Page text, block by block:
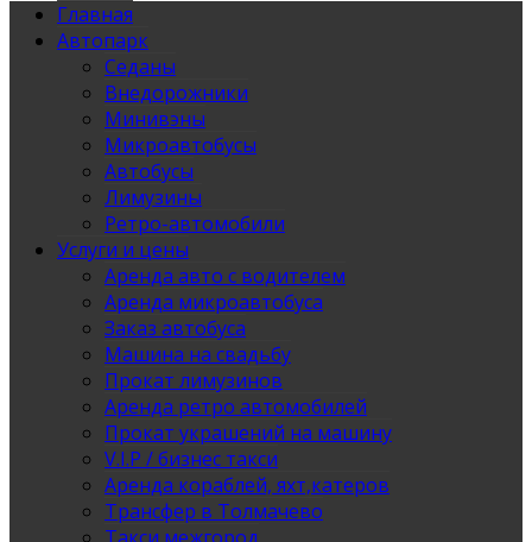
Главная
Автопарк
Седаны
Внедорожники
Минивэны
Микроавтобусы
Автобусы
Лимузины
Ретро-автомобили
Услуги и цены
Аренда авто с водителем
Аренда микроавтобуса
Заказ автобуса
Машина на свадьбу
Прокат лимузинов
Аренда ретро автомобилей
Прокат украшений на машину
V.I.P / бизнес такси
Аренда кораблей, яхт,катеров
Трансфер в Толмачево